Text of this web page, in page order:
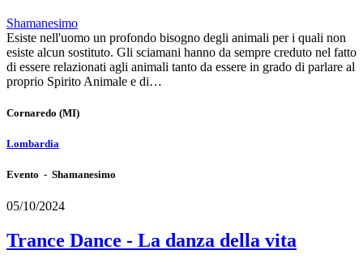
Shamanesimo
Esiste nell'uomo un profondo bisogno degli animali per i quali non
esiste alcun sostituto. Gli sciamani hanno da sempre creduto nel fatto
di essere relazionati agli animali tanto da essere in grado di parlare al
proprio Spirito Animale e di…
Cornaredo (MI)
Lombardia
Evento - Shamanesimo
05/10/2024
Trance Dance - La danza della vita